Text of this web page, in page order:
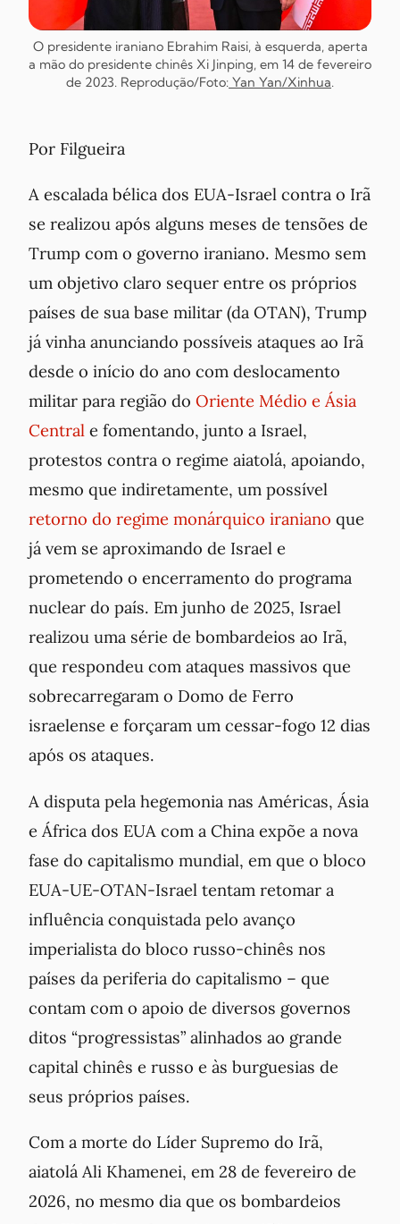
O presidente iraniano Ebrahim Raisi, à esquerda, aperta
a mão do presidente chinês Xi Jinping, em 14 de fevereiro
de 2023. Reprodução/Foto: Yan Yan/Xinhua.
Por Filgueira
A escalada bélica dos EUA-Israel contra o Irã
se realizou após alguns meses de tensões de
Trump com o governo iraniano. Mesmo sem
um objetivo claro sequer entre os próprios
países de sua base militar (da OTAN), Trump
já vinha anunciando possíveis ataques ao Irã
desde o início do ano com deslocamento
militar para região do Oriente Médio e Ásia
Central e fomentando, junto a Israel,
protestos contra o regime aiatolá, apoiando,
mesmo que indiretamente, um possível
retorno do regime monárquico iraniano que
já vem se aproximando de Israel e
prometendo o encerramento do programa
nuclear do país. Em junho de 2025, Israel
realizou uma série de bombardeios ao Irã,
que respondeu com ataques massivos que
sobrecarregaram o Domo de Ferro
israelense e forçaram um cessar-fogo 12 dias
após os ataques.
A disputa pela hegemonia nas Américas, Ásia
e África dos EUA com a China expõe a nova
fase do capitalismo mundial, em que o bloco
EUA-UE-OTAN-Israel tentam retomar a
influência conquistada pelo avanço
imperialista do bloco russo-chinês nos
países da periferia do capitalismo – que
contam com o apoio de diversos governos
ditos “progressistas” alinhados ao grande
capital chinês e russo e às burguesias de
seus próprios países.
Com a morte do Líder Supremo do Irã,
aiatolá Ali Khamenei, em 28 de fevereiro de
2026, no mesmo dia que os bombardeios